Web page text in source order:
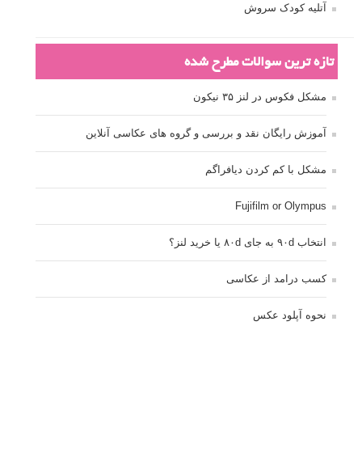
آتلیه کودک سروش
تازه ترین سوالات مطرح شده
مشکل فکوس در لنز ۳۵ نیکون
آموزش رایگان نقد و بررسی و گروه های عکاسی آنلاین
مشکل با کم کردن دیافراگم
Fujifilm or Olympus
انتخاب ۹۰d به جای ۸۰d یا خرید لنز؟
کسب درامد از عکاسی
نحوه آپلود عکس